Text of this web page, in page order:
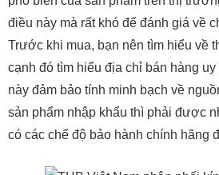
điều này mà rất khó để đánh giá về
Trước khi mua, bạn nên tìm hiểu về
cạnh đó tìm hiểu địa chỉ bán hàng
này đảm bảo tính minh bạch về
sản phẩm nhập khẩu thì phải được
có các chế độ bảo hành chính hãng